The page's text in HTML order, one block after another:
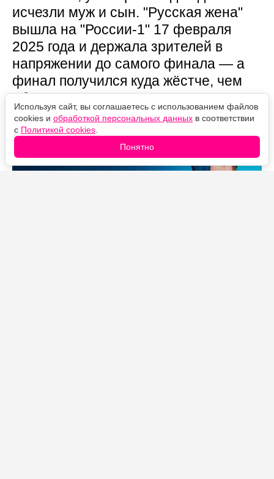
исчезли муж и сын. "Русская жена"
вышла на "России-1" 17 февраля
2025 года и держала зрителей в
напряжении до самого финала — а
финал получился куда жёстче, чем
обещала мелодраматическая
обёртка.
Используя сайт, вы соглашаетесь с использованием файлов
cookies и обработкой персональных данных в соответствии
с Политикой cookies
Понятно